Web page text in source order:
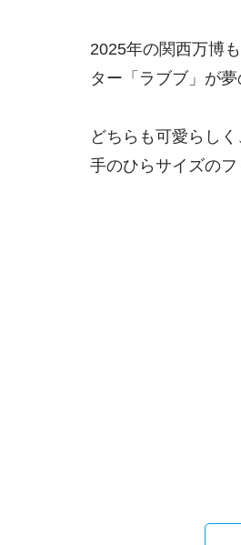
2025年の関西万博
ター「ラブブ」が
どちらも可愛らし
手のひらサイズのフ